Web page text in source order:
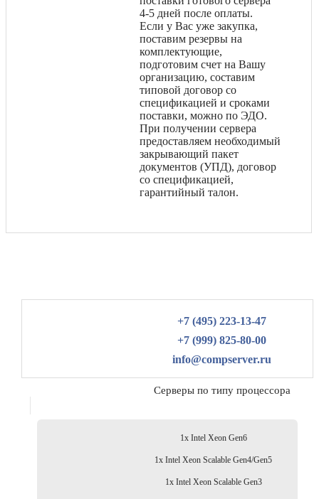
4-5 дней после оплаты.
Если у Вас уже закупка,
поставим резервы на
комплектующие,
подготовим счет на Вашу
организацию, составим
типовой договор со
спецификацией и сроками
поставки, можно по ЭДО.
При получении сервера
предоставляем необходимый
закрывающий пакет
документов (УПД), договор
со спецификацией,
гарантийный талон.
+7 (495) 223-13-47
+7 (999) 825-80-00
info@compserver.ru
Серверы по типу процессора
1x Intel Xeon Gen6
1x Intel Xeon Scalable Gen4/Gen5
1x Intel Xeon Scalable Gen3